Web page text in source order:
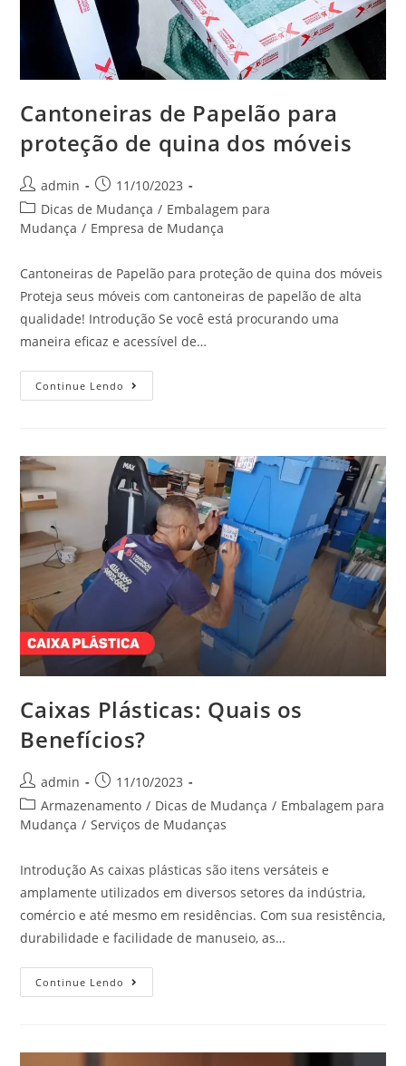
Cantoneiras de Papelão para
proteção de quina dos móveis
admin
11/10/2023
Dicas de Mudança / Embalagem para
Mudança / Empresa de Mudança
Cantoneiras de Papelão para proteção de quina dos móveis
Proteja seus móveis com cantoneiras de papelão de alta
qualidade! Introdução Se você está procurando uma
maneira eficaz e acessível de…
Continue Lendo
Caixas Plásticas: Quais os
Benefícios?
admin
11/10/2023
Armazenamento / Dicas de Mudança / Embalagem para
Mudança / Serviços de Mudanças
Introdução As caixas plásticas são itens versáteis e
amplamente utilizados em diversos setores da indústria,
comércio e até mesmo em residências. Com sua resistência,
durabilidade e facilidade de manuseio, as…
Continue Lendo